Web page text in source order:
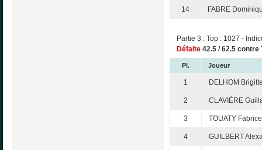
14 FABRE
Partie 3 : Top : 1027 -
Défaite 42.5 / 62.5 contre
Pl. Joueur
1 DELHOM
2 CLAVIÈRE
3 TOUATY Fabrice
4 GUILBERT